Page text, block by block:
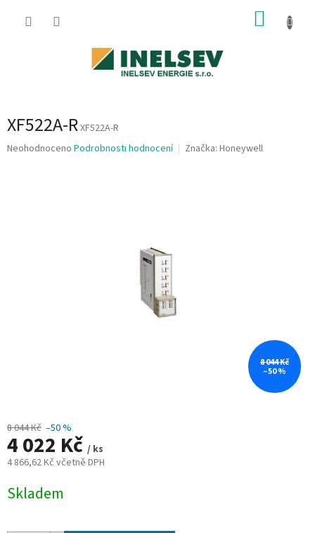
XF522A-RXF522A-R
Průměrné
Neohodnoceno Podrobnosti hodnocení Značka: Honeywell
8 044 Kč
–50 %
8 044 Kč –50 %
4 022 Kč / ks
4 866,62 Kč včetně DPH
cena:
Skladem